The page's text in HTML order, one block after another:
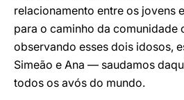
relacionamento entre os jovens
para o caminho da comunidade
observando esses dois idosos,
Simeão e Ana — saudamos
todos os avós do mundo.